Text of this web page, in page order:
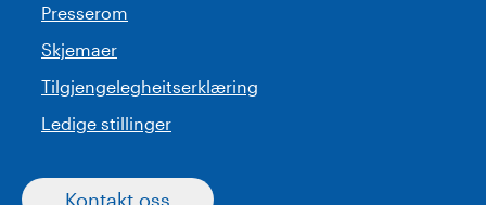
Presserom
Skjemaer
Tilgjengelegheitserklæring
Ledige stillinger
Kontakt oss